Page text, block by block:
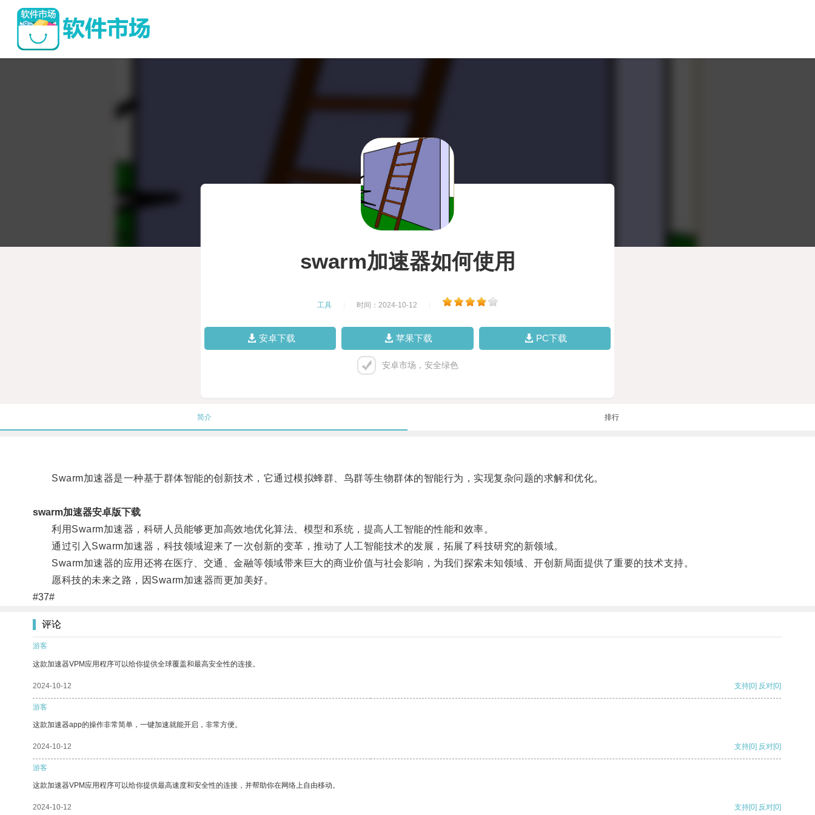
swarm加速器如何使用
工具 时间：2024-10-12
安卓下载 苹果下载 PC下载
安卓市场，安全绿色
简介 排行
Swarm加速器是一种基于群体智能的创新技术，它通过模拟蜂群、鸟群等生物群体的智能行为，实现复杂问题的求解和优化。
swarm加速器安卓版下载
利用Swarm加速器，科研人员能够更加高效地优化算法、模型和系统，提高人工智能的性能和效率。
通过引入Swarm加速器，科技领域迎来了一次创新的变革，推动了人工智能技术的发展，拓展了科技研究的新领域。
Swarm加速器的应用还将在医疗、交通、金融等领域带来巨大的商业价值与社会影响，为我们探索未知领域、开创新局面提供了重要的技术支持。
愿科技的未来之路，因Swarm加速器而更加美好。
#37#
评论
游客
这款加速器VPM应用程序可以给你提供全球覆盖和最高安全性的连接。
2024-10-12 支持[0] 反对[0]
游客
这款加速器app的操作非常简单，一键加速就能开启，非常方便。
2024-10-12 支持[0] 反对[0]
游客
这款加速器VPM应用程序可以给你提供最高速度和安全性的连接，并帮助你在网络上自由移动。
2024-10-12 支持[0] 反对[0]